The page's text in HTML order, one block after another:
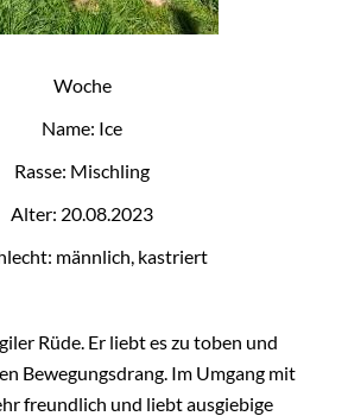
Woche
Name: Ice
Rasse: Mischling
Alter: 20.08.2023
männlich, kastriert
Rüde. Er liebt es zu toben und
Bewegungsdrang. Im Umgang mit
freundlich und liebt ausgiebige